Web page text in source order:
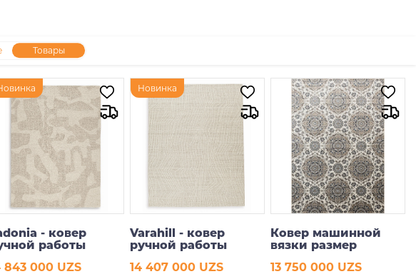
Товары
- ковер
работы
843 000 UZS
Новинка
Varahill - ковер
ручной работы
14 407 000 UZS
Ковер машинной
вязки размер
13 750 000 UZS